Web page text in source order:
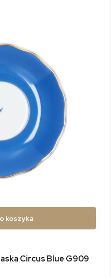
koszyka
Circus Blue G909